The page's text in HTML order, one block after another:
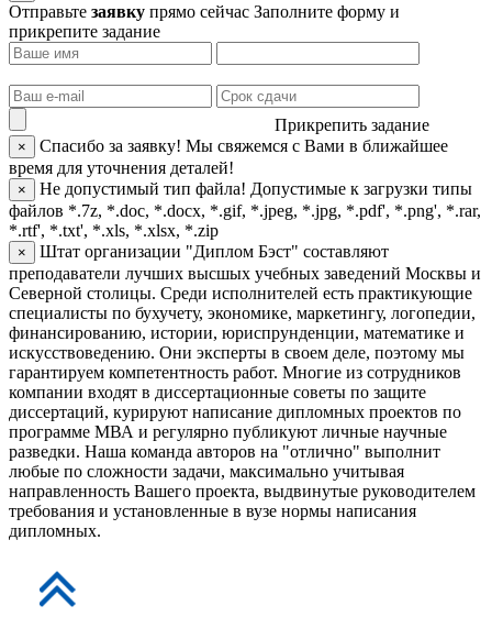
Отправьте заявку прямо сейчас Заполните форму и
прикрепите задание
Прикрепить задание
× Спасибо за заявку! Мы свяжемся с Вами в ближайшее
время для уточнения деталей!
× Не допустимый тип файла! Допустимые к загрузки типы
файлов *.7z, *.doc, *.docx, *.gif, *.jpeg, *.jpg, *.pdf', *.png', *.rar,
*.rtf', *.txt', *.xls, *.xlsx, *.zip
×
Штат организации "Диплом Бэст" составляют
преподаватели лучших высшых учебных заведений Москвы и
Северной столицы. Среди исполнителей есть практикующие
специалисты по бухучету, экономике, маркетингу, логопедии,
финансированию, истории, юриспрунденции, математике и
искусствоведению. Они эксперты в своем деле, поэтому мы
гарантируем компетентность работ. Многие из сотрудников
компании входят в диссертационные советы по защите
диссертаций, курируют написание дипломных проектов по
программе МВА и регулярно публикуют личные научные
разведки. Наша команда авторов на "отлично" выполнит
любые по сложности задачи, максимально учитывая
направленность Вашего проекта, выдвинутые руководителем
требования и установленные в вузе нормы написания
дипломных.